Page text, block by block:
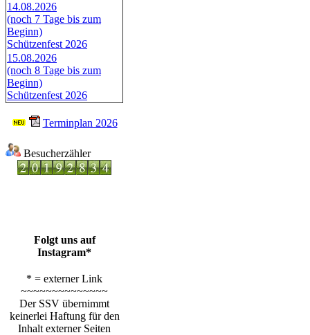
14.08.2026
(noch 7 Tage bis zum
Beginn)
Schützenfest 2026
15.08.2026
(noch 8 Tage bis zum
Beginn)
Schützenfest 2026
Terminplan 2026
Besucherzähler
Folgt uns auf
Instagram*
* = externer Link
~~~~~~~~~~~~~~
Der SSV übernimmt
keinerlei Haftung für den
Inhalt externer Seiten